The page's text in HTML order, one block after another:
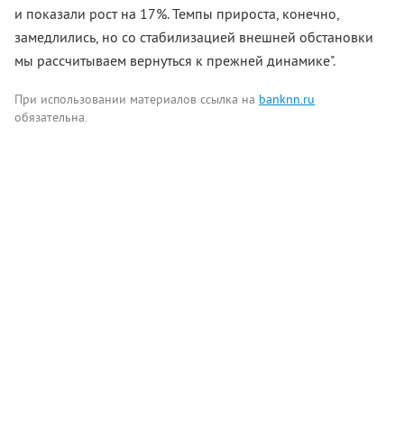
и показали рост на 17%. Темпы прироста, конечно,
замедлились, но со стабилизацией внешней обстановки
мы рассчитываем вернуться к прежней динамике".
При использовании материалов ссылка на banknn.ru
обязательна.